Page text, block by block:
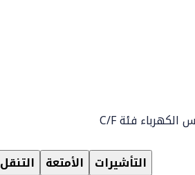
التنقل الأمتعة التأشيرات